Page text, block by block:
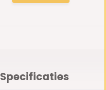
Specificaties